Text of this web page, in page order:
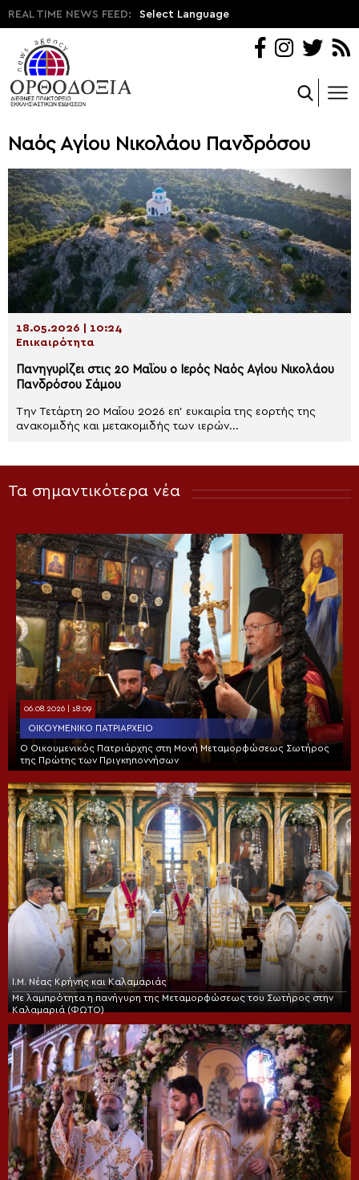
REAL TIME NEWS FEED: Select Language
Ναός Αγίου Νικολάου Πανδρόσου
18.05.2026 | 10:24
Επικαιρότητα
Πανηγυρίζει στις 20 Μαΐου ο Ιερός Ναός Αγίου Νικολάου
Πανδρόσου Σάμου
Την Τετάρτη 20 Μαΐου 2026 επ’ ευκαιρία της εορτής της
ανακομιδής και μετακομιδής των ιερών...
Τα σημαντικότερα νέα
06.08.2026 | 18:09
ΟΙΚΟΥΜΕΝΙΚΌ ΠΑΤΡΙΑΡΧΕΊΟ
Ο Οικουμενικός Πατριάρχης στη Μονή Μεταμορφώσεως Σωτήρος
της Πρώτης των Πριγκηποννήσων
Ι.Μ. Νέας Κρήνης και Καλαμαριάς
Με λαμπρότητα η πανήγυρη της Μεταμορφώσεως του Σωτήρος στην
Καλαμαριά (ΦΩΤΟ)